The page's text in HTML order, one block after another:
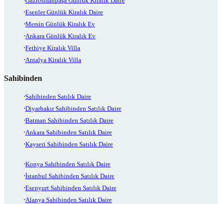
Esenler Günlük Kiralık Daire
Mersin Günlük Kiralık Ev
Ankara Günlük Kiralık Ev
Fethiye Kiralık Villa
Antalya Kiralık Villa
Sahibinden
Sahibinden Satılık Daire
Diyarbakır Sahibinden Satılık Daire
Batman Sahibinden Satılık Daire
Ankara Sahibinden Satılık Daire
Kayseri Sahibinden Satılık Daire
Konya Sahibinden Satılık Daire
İstanbul Sahibinden Satılık Daire
Esenyurt Sahibinden Satılık Daire
Alanya Sahibinden Satılık Daire